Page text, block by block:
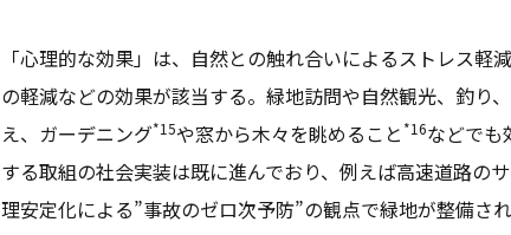
「心理的な効果」は、自然との触れ合いによるストレス軽
の軽減などの効果が該当する。緑地訪問や自然観光、釣り
え、ガーデニング*15や窓から木々を眺めること *16などでも
する取組の社会実装は既に進んでおり、例えば高速道路の
理安定化による”事故のゼロ次予防”の観点で緑地が整備さ